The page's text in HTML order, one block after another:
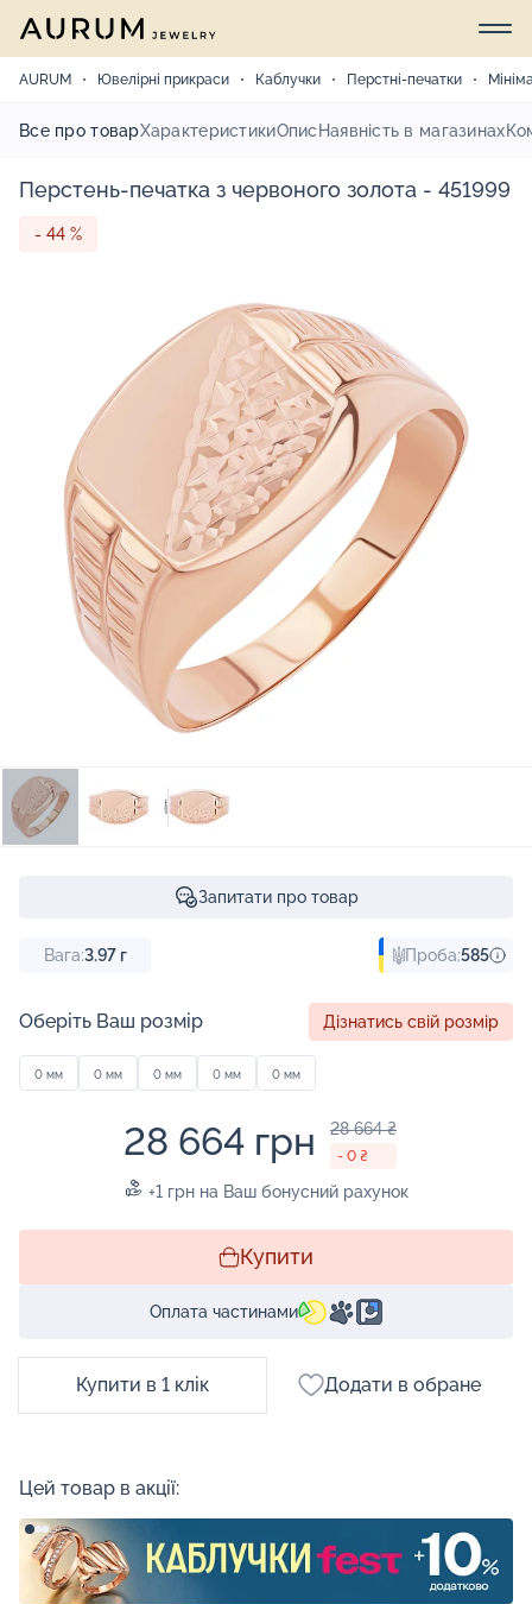
AURUM Ювелірні прикраси Каблучки Перстні-печатки
Все про товарХарактеристикиОпис Наявність в магазинах
Перстень-печатка з червоного золота - 451999
- 44 %
Запитати про товар
Вага:3.97г Проба:585
Оберіть Ваш розмір Дізнатись свій розмір
0 мм 0 мм 0 мм 0 мм 0 мм
28 664 грн 28 664 ₴
- 0 ₴
+1 грн на Ваш бонусний рахунок
Купити
Оплата частинами
Купити в 1 клік Додати в обране
Цей товар в акції: